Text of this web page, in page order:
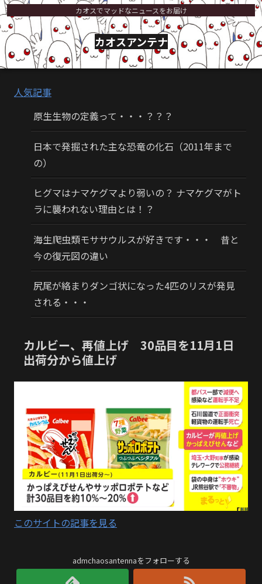
カオスでマッドなニュースをお届け
カオスアンテナ
人気記事
原生生物の定義って・・・？？？
日本で発掘された主な恐竜の化石（2011年まで
の）
ヒグマはナマケグマより弱いの？ ナマケグマがト
ラに襲われない理由とは！？
海生爬虫類モササウルスが好きです・・・ 昔と
今の復元図の違い
尻尾が絡まりダンゴ状になった4匹のリスが発見
される・・・
カルビー、再値上げ 30品目を11月1日
出荷分から値上げ
このサイトの記事を見る
admchaosantennaをフォローする